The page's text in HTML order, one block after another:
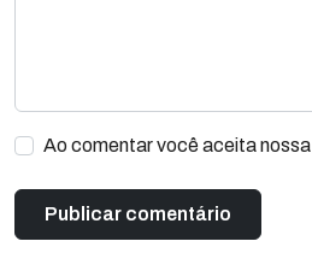
Ao comentar você aceita nossa